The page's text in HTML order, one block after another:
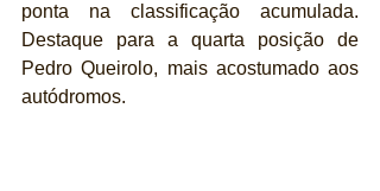
ponta na classificação acumulada.
Destaque para a quarta posição de
Pedro Queirolo, mais acostumado aos
autódromos.